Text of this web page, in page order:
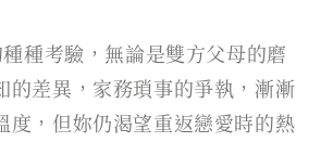
種考驗，無論是雙方父母的磨
的差異，家務瑣事的爭執，漸漸
度，但妳仍渴望重返戀愛時的熱